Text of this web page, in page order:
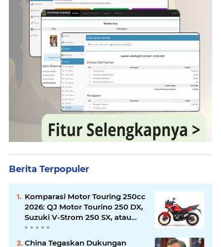
Berita Terpopuler
Komparasi Motor Touring 250cc
2026: QJ Motor Tourino 250 DX,
Suzuki V-Strom 250 SX, atau
Kawasaki Versys-X 250?
China Tegaskan Dukungan